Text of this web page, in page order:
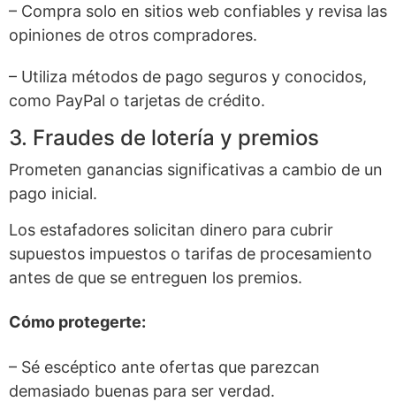
– Compra solo en sitios web confiables y revisa las
opiniones de otros compradores.
– Utiliza métodos de pago seguros y conocidos,
como PayPal o tarjetas de crédito.
3. Fraudes de lotería y premios
Prometen ganancias significativas a cambio de un
pago inicial.
Los estafadores solicitan dinero para cubrir
supuestos impuestos o tarifas de procesamiento
antes de que se entreguen los premios.
Cómo protegerte:
– Sé escéptico ante ofertas que parezcan
demasiado buenas para ser verdad.